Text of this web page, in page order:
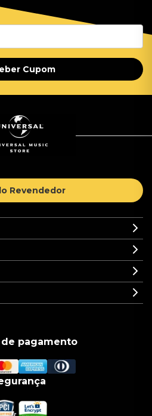
Cupom
Revendedor
de pagamento